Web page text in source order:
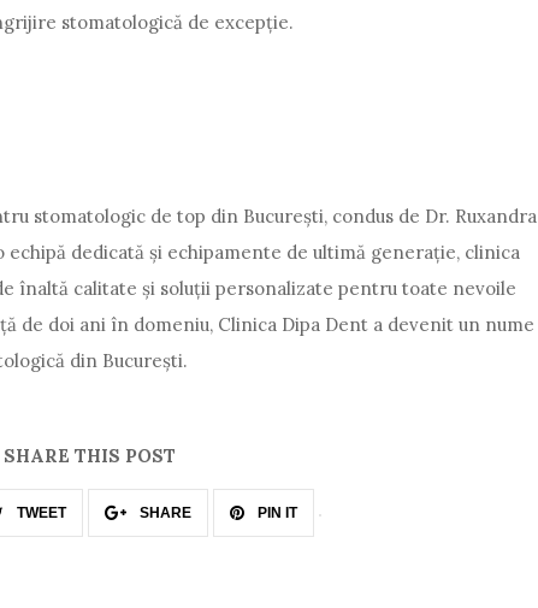
stomatologică de excepție.
stomatologic de top din București, condus de Dr. Ruxandra
echipă dedicată și echipamente de ultimă generație, clinica
înaltă calitate și soluții personalizate pentru toate nevoile
de doi ani în domeniu, Clinica Dipa Dent a devenit un nume
din București.
SHARE THIS POST
TWEET SHARE PIN IT